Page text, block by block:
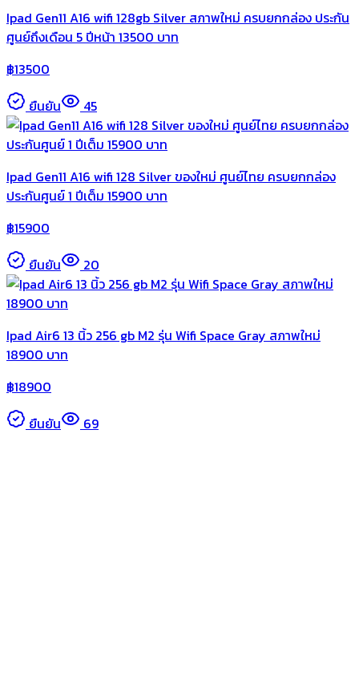
Ipad Gen11 A16 wifi 128gb Silver สภาพใหม่ ครบยกกล่อง ประกัน
ศูนย์ถึงเดือน 5 ปีหน้า 13500 บาท
฿13500
ยืนยัน
45
Ipad Gen11 A16 wifi 128 Silver ของใหม่ ศูนย์ไทย ครบยกกล่อง
ประกันศูนย์ 1 ปีเต็ม 15900 บาท
฿15900
ยืนยัน
20
Ipad Air6 13 นิ้ว 256 gb M2 รุ่น Wifi Space Gray สภาพใหม่
18900 บาท
฿18900
ยืนยัน
69